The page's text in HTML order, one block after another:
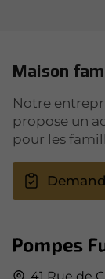
Maison
Notre
propose un
pour les